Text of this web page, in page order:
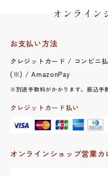
オンライン
お支払い方法
クレジットカード / コンビ
(※) / AmazonPay
※別途手数料がかかります。振込手
クレジットカード払い
オンラインショップ営業カ